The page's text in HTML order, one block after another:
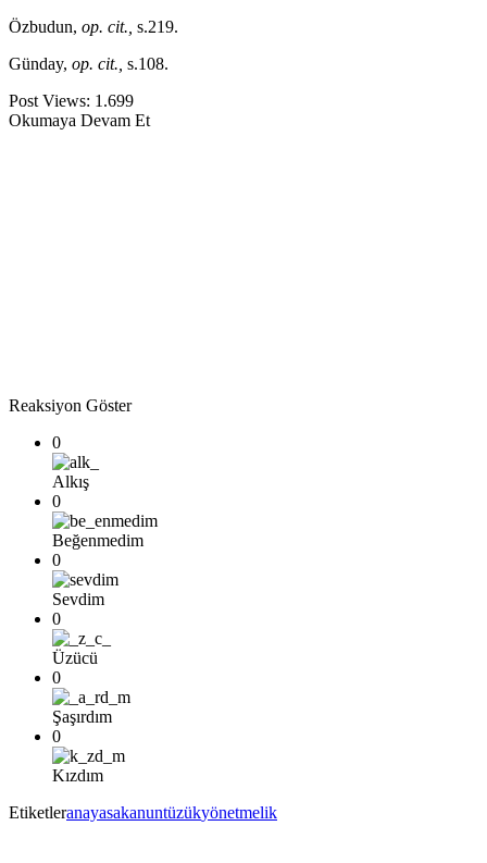
Özbudun, op. cit., s.219.
Günday, op. cit., s.108.
Post Views: 1.699
Okumaya Devam Et
Reaksiyon Göster
0
Alkış
0
Beğenmedim
0
Sevdim
0
Üzücü
0
Şaşırdım
0
Kızdım
Etiketleranayasakanuntüzükyönetmelik